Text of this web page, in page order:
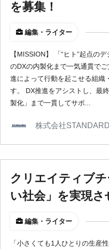
を募集！
編集・ライター
【MISSION】 「“ヒト”起点の
のDXの内製化まで一気通貫で
進によって行動を起こせる組織
す。 DX推進をアシストし、最
製化」まで一貫してサポ...
株式会社STANDARD
クリエイティブ
い社会」を実現
編集・ライター
「小さくても1人ひとりの生産